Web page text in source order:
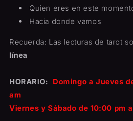
Quien eres en este
Hacia donde vamos
Recuerda: Las lecturas de tarot
línea
HORARIO:
Domingo a Jueves
am
Viernes y Sábado de 10:00 pm